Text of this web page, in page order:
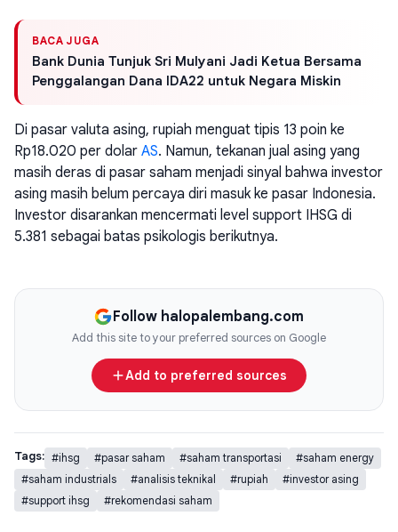
BACA JUGA
Bank Dunia Tunjuk Sri Mulyani Jadi Ketua Bersama
Penggalangan Dana IDA22 untuk Negara Miskin
Di pasar valuta asing, rupiah menguat tipis 13 poin ke
Rp18.020 per dolar AS. Namun, tekanan jual asing yang
masih deras di pasar saham menjadi sinyal bahwa investor
asing masih belum percaya diri masuk ke pasar Indonesia.
Investor disarankan mencermati level support IHSG di
5.381 sebagai batas psikologis berikutnya.
Follow halopalembang.com
Add this site to your preferred sources on Google
Add to preferred sources
Tags: #ihsg #pasar saham #saham transportasi
#saham energy
#saham industrials
#analisis teknikal #rupiah
#investor asing
#support ihsg
#rekomendasi saham